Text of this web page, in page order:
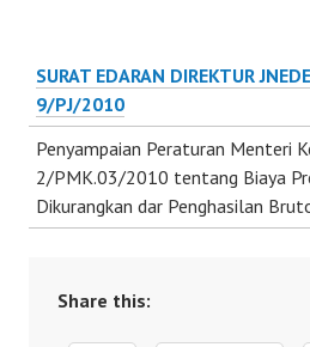
SURAT EDARAN DIREKTUR
9/PJ/2010
Penyampaian Peraturan Menteri
2/PMK.03/2010 tentang Biaya
Dikurangkan dar Penghasilan
Share this: